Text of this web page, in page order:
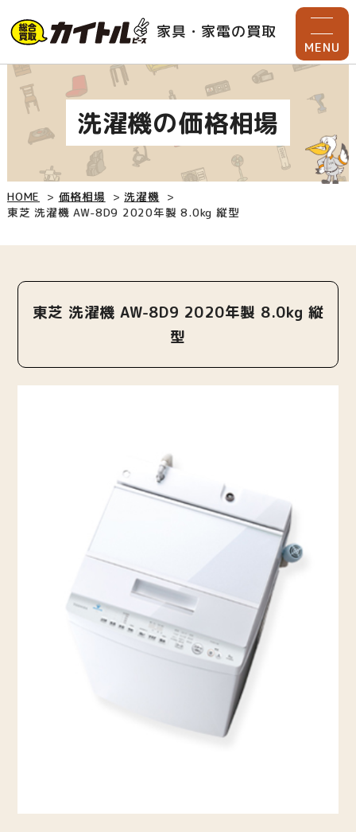
家具・家電の買取
MENU
洗濯機の価格相場
HOME 価格相場
洗濯機
東芝 洗濯機 AW-8D9 2020年製 8.0kg 縦型
東芝 洗濯機 AW-8D9 2020年製 8.0kg 縦
型